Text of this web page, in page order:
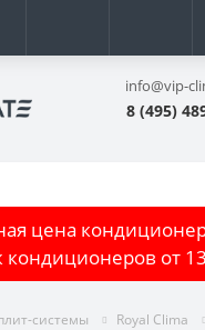
info@vip-
8 (495)
цена
от
системы Royal Clima